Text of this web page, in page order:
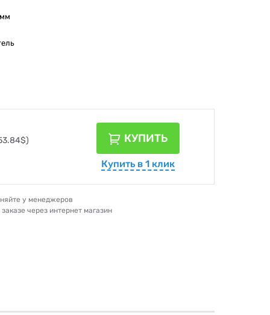
КУПИТЬ
Купить в 1 клик
у менеджеров
через интернет магазин